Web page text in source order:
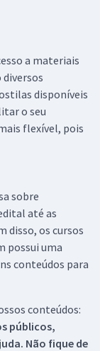
a materiais
diversos
disponíveis
o seu
flexível, pois
sobre
até as
disso, os cursos
possui uma
conteúdos para
conteúdos:
públicos,
Não fique de